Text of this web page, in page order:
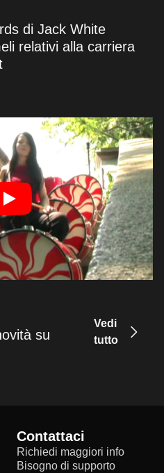
di Jack White
relativi alla carriera
su
Vedi
tutto
Contattaci
Richiedi maggiori info
Bisogno di supporto